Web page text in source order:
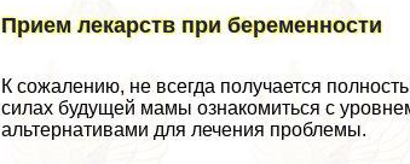
Прием лекарств при беременности
К сожалению, не всегда получается
силах будущей мамы ознакомиться с
альтернативами для лечения проблемы.